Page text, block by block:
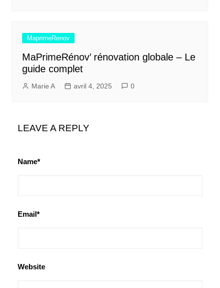
MaprimeRenov
MaPrimeRénov’ rénovation globale – Le
guide complet
Marie A avril 4, 2025 0
LEAVE A REPLY
Name*
Email*
Website